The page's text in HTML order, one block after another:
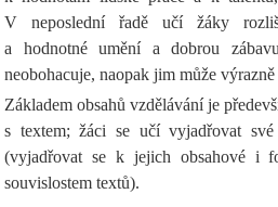
V neposlední řadě učí žáky
a hodnotné umění a dobrou
neobohacuje, naopak jim může
Základem obsahů vzdělávání je
s textem; žáci se učí vyjadřovat
(vyjadřovat se k jejich obsahové i
souvislostem textů).